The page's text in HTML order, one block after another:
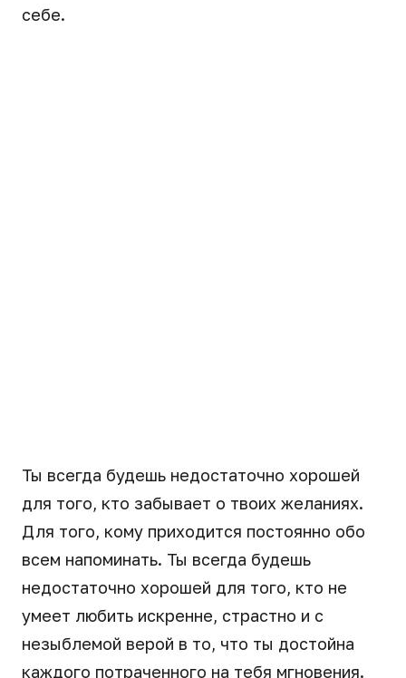
себе.
Ты всегда будешь недостаточно хорошей
для того, кто забывает о твоих желаниях.
Для того, кому приходится постоянно обо
всем напоминать. Ты всегда будешь
недостаточно хорошей для того, кто не
умеет любить искренне, страстно и с
незыблемой верой в то, что ты достойна
каждого потраченного на тебя мгновения.